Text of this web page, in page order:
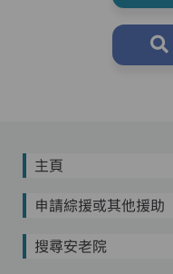
主頁
申請綜援或其他援助
搜尋安老院